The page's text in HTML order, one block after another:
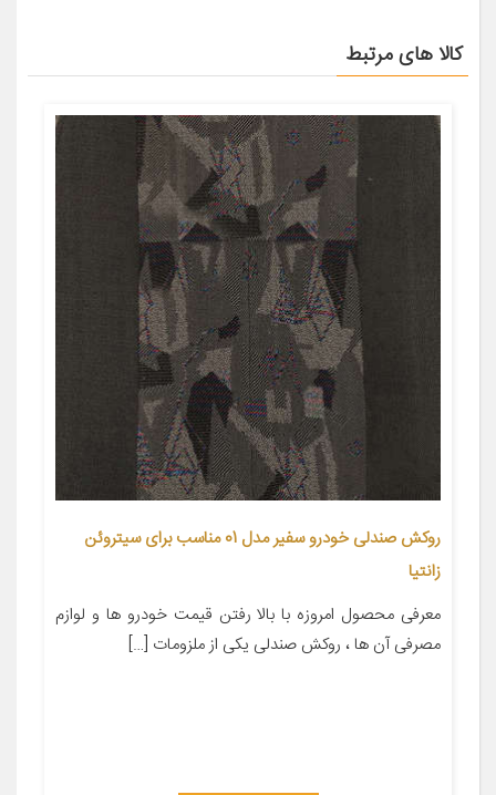
کالا های مرتبط
روکش صندلی خودرو سفیر مدل 01 مناسب برای سیتروئن
زانتیا
معرفی محصول امروزه با بالا رفتن قیمت خودرو ها و لوازم
مصرفی آن ها ، روکش صندلی یکی از ملزومات […]